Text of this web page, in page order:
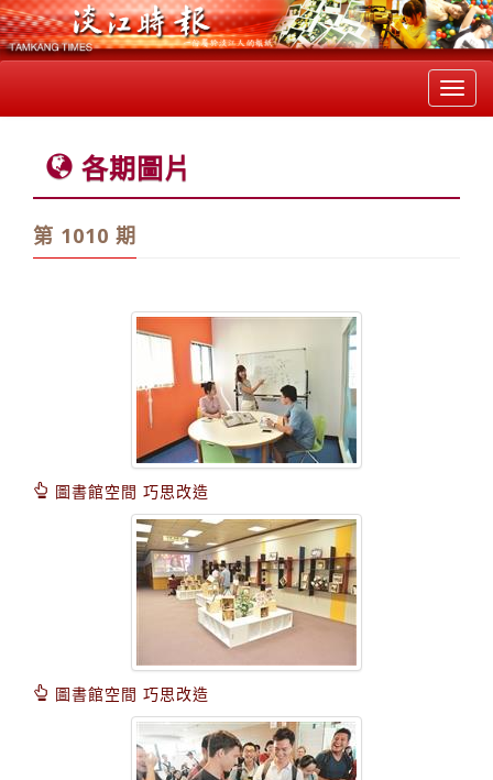
各期圖片
第 1010 期
圖書館空間 巧思改造
圖書館空間 巧思改造